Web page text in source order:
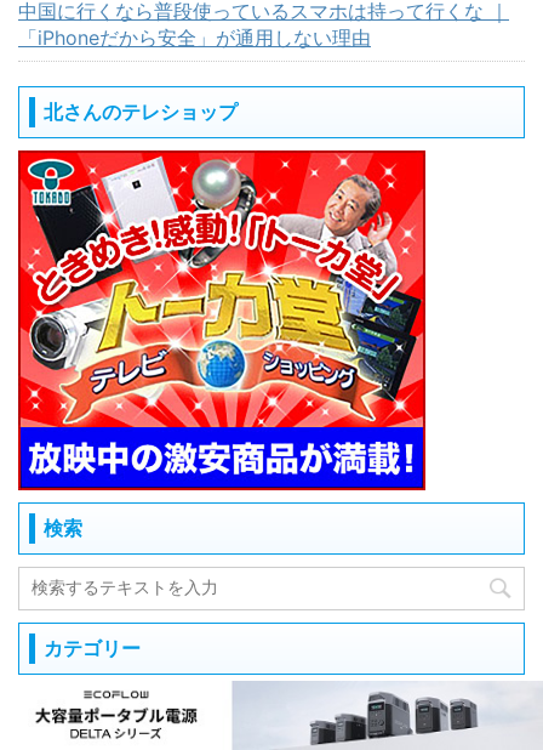
中国に行くなら普段使っているスマホは持って行くな ｜
「iPhoneだから安全」が通用しない理由
北さんのテレショップ
検索
カテゴリー